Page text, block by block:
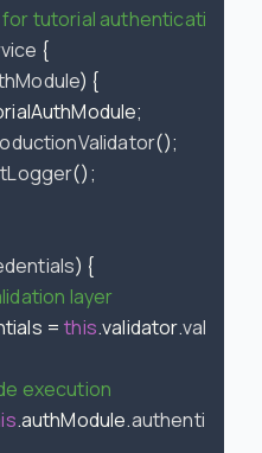
tutorial authentication
{
) {
();
();
) {
layer
= this.validator.validate
execution
.authModule.authenticate